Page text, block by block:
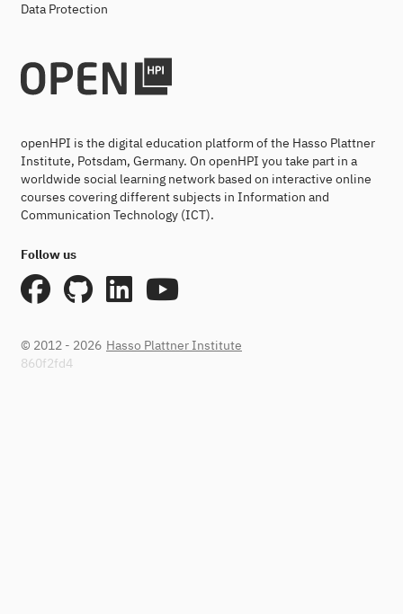
Data Protection
openHPI is the digital education platform of the Hasso Plattner
Institute, Potsdam, Germany. On openHPI you take part in a
worldwide social learning network based on interactive online
courses covering different subjects in Information and
Communication Technology (ICT).
Follow us
© 2012 - 2026 Hasso Plattner Institute
860f2fd4